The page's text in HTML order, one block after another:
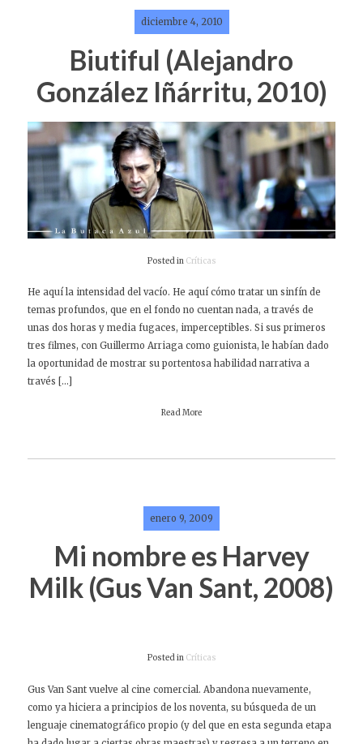
diciembre 4, 2010
Biutiful (Alejandro
González Iñárritu, 2010)
Posted in Críticas
He aquí la intensidad del vacío. He aquí cómo tratar un sinfín de
temas profundos, que en el fondo no cuentan nada, a través de
unas dos horas y media fugaces, imperceptibles. Si sus primeros
tres filmes, con Guillermo Arriaga como guionista, le habían dado
la oportunidad de mostrar su portentosa habilidad narrativa a
través […]
Read More
enero 9, 2009
Mi nombre es Harvey
Milk (Gus Van Sant, 2008)
Posted in Críticas
Gus Van Sant vuelve al cine comercial. Abandona nuevamente,
como ya hiciera a principios de los noventa, su búsqueda de un
lenguaje cinematográfico propio (y del que en esta segunda etapa